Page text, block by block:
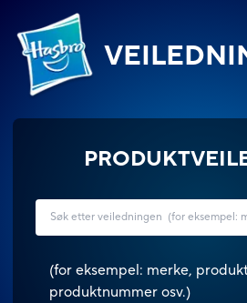
(for eksempel: merke,
produktnummer osv.)